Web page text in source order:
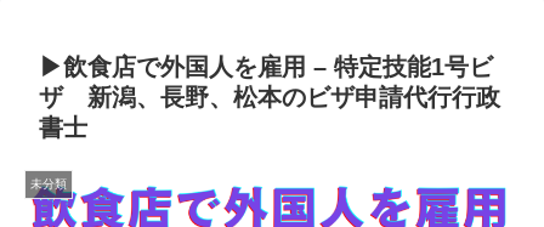
▶飲食店で外国人を雇用 – 特定技能1号ビ
ザ 新潟、長野、松本のビザ申請代行行政
書士
未分類